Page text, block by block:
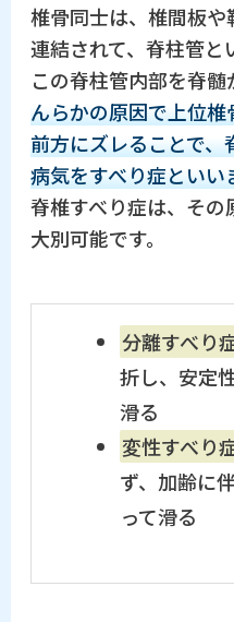
椎骨同士は、椎間板
連結されて、脊柱管と
この脊柱管内部を脊髄
んらかの原因で上位
前方にズレることで
病気をすべり症といい
脊椎すべり症は、その
大別可能です。
分離すべり
折し、安定
滑る
変性すべり
ず、加齢に
って滑る